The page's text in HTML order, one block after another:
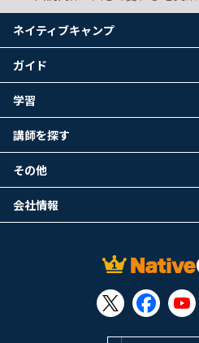
ネイティブキャンプ
ガイド
学習
講師を探す
その他
会社情報